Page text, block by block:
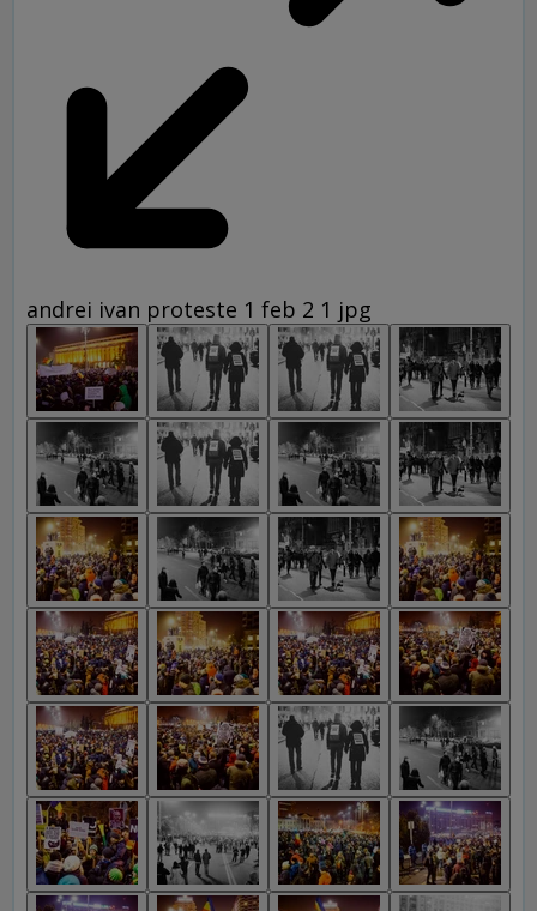
andrei ivan proteste 1 feb 2 1 jpg